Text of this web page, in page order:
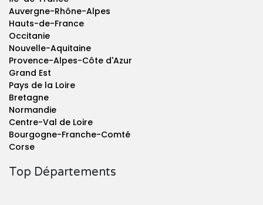
Auvergne-Rhône-Alpes
Hauts-de-France
Occitanie
Nouvelle-Aquitaine
Provence-Alpes-Côte d'Azur
Grand Est
Pays de la Loire
Bretagne
Normandie
Centre-Val de Loire
Bourgogne-Franche-Comté
Corse
Top Départements